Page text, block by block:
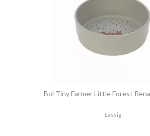
Bol Tiny Farmer Little Forest
Lässig